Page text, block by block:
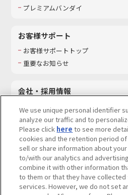
プレミアムバンダイ
お客様サポート
お客様サポートトップ
重要なお知らせ
会社・採用情報
採用情報
サステナビリティ
お問い合わせ
ウェブサイトご利用条件 ソーシャルメディ
We use unique personal identifier
analyze our traffic and to
Please click here to see more
cookies and the retention period of
sell or share information about
to/with our analytics and
combine it with other information
to them or that they have
services. However, we do not set